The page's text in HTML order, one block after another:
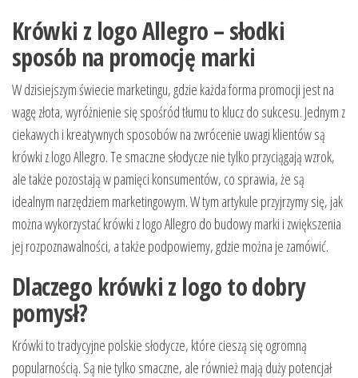
Krówki z logo Allegro – słodki
sposób na promocję marki
W dzisiejszym świecie marketingu, gdzie każda forma promocji jest na
wagę złota, wyróżnienie się spośród tłumu to klucz do sukcesu. Jednym z
ciekawych i kreatywnych sposobów na zwrócenie uwagi klientów są
krówki z logo Allegro. Te smaczne słodycze nie tylko przyciągają wzrok,
ale także pozostają w pamięci konsumentów, co sprawia, że są
idealnym narzędziem marketingowym. W tym artykule przyjrzymy się, jak
można wykorzystać krówki z logo Allegro do budowy marki i zwiększenia
jej rozpoznawalności, a także podpowiemy, gdzie można je zamówić.
Dlaczego krówki z logo to dobry
pomysł?
Krówki to tradycyjne polskie słodycze, które cieszą się ogromną
popularnością. Są nie tylko smaczne, ale również mają duży potencjał